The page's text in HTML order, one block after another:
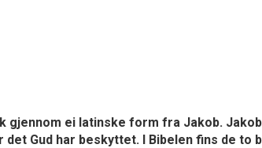
ei latinske form fra Jakob.
Gud har beskyttet. I Bibelen fins de to